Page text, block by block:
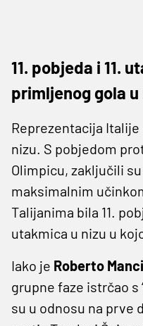
11. pobjeda i 11.
primljenog gola u
Reprezentacija
nizu. S pobjedom
Olimpicu, zaključili
maksimalnim
Talijanima bila 11.
utakmica u nizu u
Iako je Roberto
grupne faze istrčao s
su u odnosu na prve